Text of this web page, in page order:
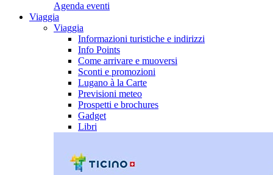
Agenda eventi
Viaggia
Viaggia
Informazioni turistiche e indirizzi
Info Points
Come arrivare e muoversi
Sconti e promozioni
Lugano à la Carte
Previsioni meteo
Prospetti e brochures
Gadget
Libri